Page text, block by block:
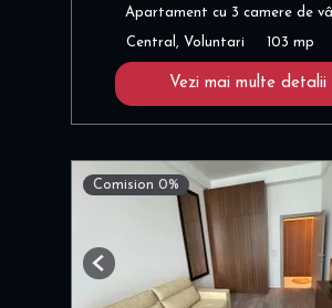
Apartament cu 3 camere de
Central, Voluntari 103 mp
Vezi mai multe detalii
Comision 0%
Previous